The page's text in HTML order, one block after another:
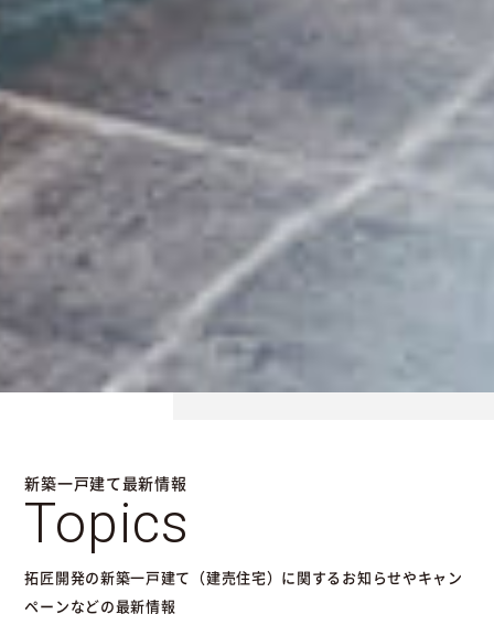
新築一戸建て最新情報
Topics
拓匠開発の新築一戸建て（建売住宅）に関するお知らせやキャン
ペーンなどの最新情報